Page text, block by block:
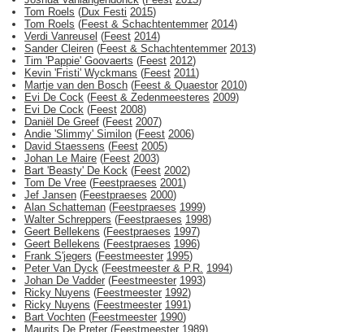
Tom Roels (Dux Festi 2015)
Tom Roels (Feest & Schachtentemmer 2014)
Verdi Vanreusel (Feest 2014)
Sander Cleiren (Feest & Schachtentemmer 2013)
Tim 'Pappie' Goovaerts (Feest 2012)
Kevin 'Fristi' Wyckmans (Feest 2011)
Martje van den Bosch (Feest & Quaestor 2010)
Evi De Cock (Feest & Zedenmeesteres 2009)
Evi De Cock (Feest 2008)
Daniël De Greef (Feest 2007)
Andie 'Slimmy' Similon (Feest 2006)
David Staessens (Feest 2005)
Johan Le Maire (Feest 2003)
Bart 'Beasty' De Kock (Feest 2002)
Tom De Vree (Feestpraeses 2001)
Jef Jansen (Feestpraeses 2000)
Alan Schatteman (Feestpraeses 1999)
Walter Schreppers (Feestpraeses 1998)
Geert Bellekens (Feestpraeses 1997)
Geert Bellekens (Feestpraeses 1996)
Frank S'jegers (Feestmeester 1995)
Peter Van Dyck (Feestmeester & P.R. 1994)
Johan De Vadder (Feestmeester 1993)
Ricky Nuyens (Feestmeester 1992)
Ricky Nuyens (Feestmeester 1991)
Bart Vochten (Feestmeester 1990)
Maurits De Preter (Feestmeester 1989)